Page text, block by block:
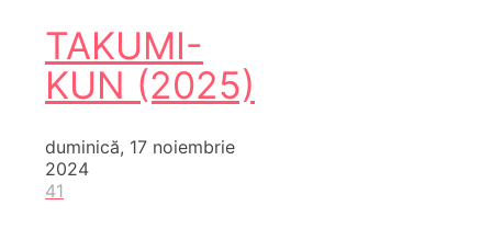
TAKUMI-
KUN (2025)
duminică, 17 noiembrie
2024
41